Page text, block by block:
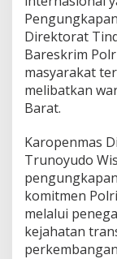
Direktorat
Bareskrim
masyarakat
melibatkan
Barat.
Karopenmas
Trunoyudo
komitmen
melalui
kejahatan